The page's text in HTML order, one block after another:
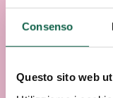
Consenso
Questo sito web